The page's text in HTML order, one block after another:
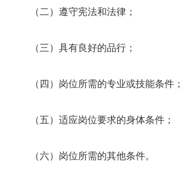
（二）遵守宪法和法律；
（三）具有良好的品行；
（四）岗位所需的专业或技能条件；
（五）适应岗位要求的身体条件；
（六）岗位所需的其他条件。